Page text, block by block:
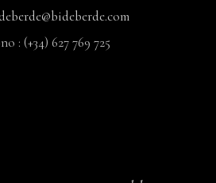
: (+34) 627 769 725